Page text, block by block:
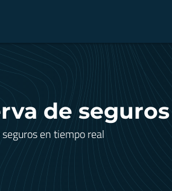
de seguros
en tiempo real